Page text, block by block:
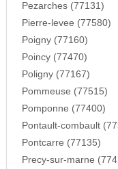
Pezarches (77131)
Pierre-levee (77580)
Poigny (77160)
Poincy (77470)
Poligny (77167)
Pommeuse (77515)
Pomponne (77400)
Pontault-combault
Pontcarre (77135)
Precy-sur-marne